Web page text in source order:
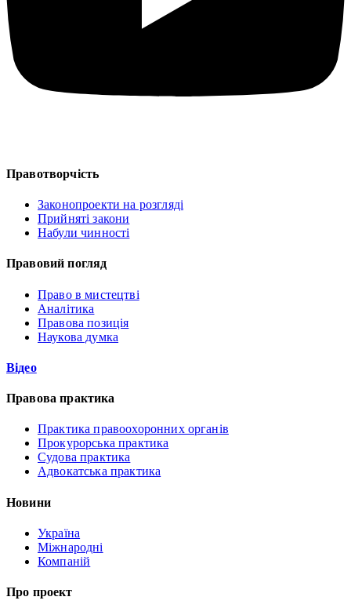
Правотворчість
Законопроекти на розгляді
Прийняті закони
Набули чинності
Правовий погляд
Право в мистецтві
Аналітика
Правова позиція
Наукова думка
Відео
Правова практика
Практика правоохоронних органів
Прокурорська практика
Судова практика
Адвокатська практика
Новини
Україна
Міжнародні
Компаній
Про проект